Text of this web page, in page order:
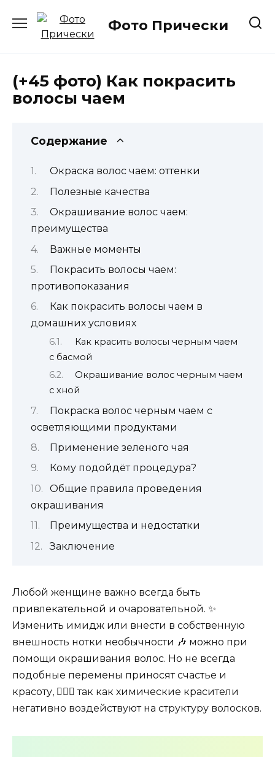
содержанию
Фото Прически
(+45 фото) Как покрасить
волосы чаем
Содержание
Окраска волос чаем: оттенки
Полезные качества
Окрашивание волос чаем:
преимущества
Важные моменты
Покрасить волосы чаем:
противопоказания
Как покрасить волосы чаем в
домашних условиях
Как красить волосы черным чаем
с басмой
Окрашивание волос черным чаем
с хной
Покраска волос черным чаем с
осветляющими продуктами
Применение зеленого чая
Кому подойдёт процедура?
Общие правила проведения
окрашивания
Преимущества и недостатки
Заключение
Любой женщине важно всегда быть
привлекательной и очаровательной. ✨
Изменить имидж или внести в собственную
внешность нотки необычности 🎶 можно при
помощи окрашивания волос. Но не всегда
подобные перемены приносят счастье и
красоту, 💇🏻‍♀️ так как химические красители
негативно воздействуют на структуру волосков.